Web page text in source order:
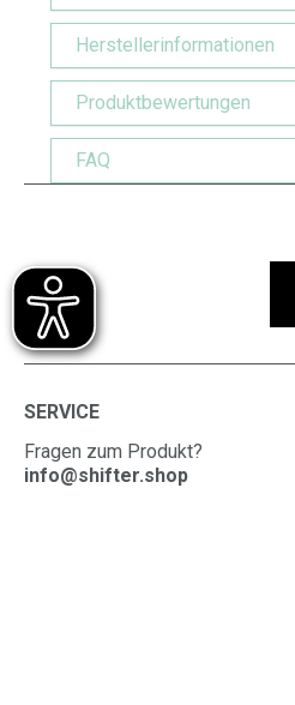
Herstellerinformationen
Produktbewertungen
FAQ
SERVICE
Fragen zum Produkt?
info@shifter.shop